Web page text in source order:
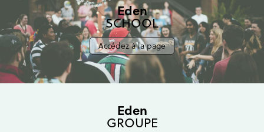
Eden
SCHOOL
Accédez à la page
Eden
GROUPE